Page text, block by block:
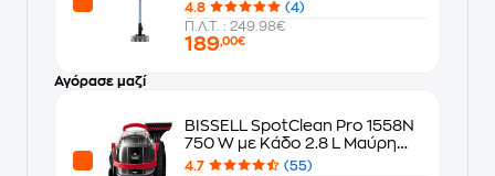
4.8
(4)
Π.Λ.Τ. : 249.98€
189,00€
Αγόρασε μαζί
BISSELL SpotClean Pro 1558N
750 W με Κάδο 2.8 L Μαύρη
Πλυντική Σκούπα
4.7
(55)